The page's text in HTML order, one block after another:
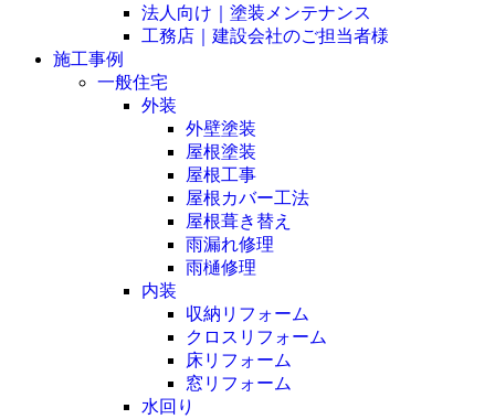
法人向け｜塗装メンテナンス
工務店｜建設会社のご担当者様
施工事例
一般住宅
外装
外壁塗装
屋根塗装
屋根工事
屋根カバー工法
屋根葺き替え
雨漏れ修理
雨樋修理
内装
収納リフォーム
クロスリフォーム
床リフォーム
窓リフォーム
水回り